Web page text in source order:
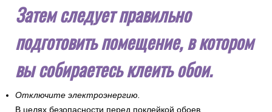
Затем следует правильно
подготовить помещение, в котором
вы собираетесь клеить обои.
Отключите электроэнергию.
В целях безопасности перед поклейкой обоев